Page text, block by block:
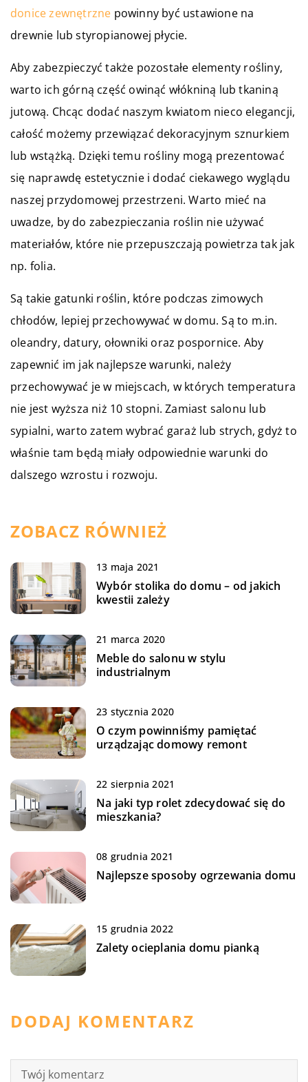
donice zewnętrzne powinny być ustawione na
drewnie lub styropianowej płycie.
Aby zabezpieczyć także pozostałe elementy rośliny,
warto ich górną część owinąć włókniną lub tkaniną
jutową. Chcąc dodać naszym kwiatom nieco elegancji,
całość możemy przewiązać dekoracyjnym sznurkiem
lub wstążką. Dzięki temu rośliny mogą prezentować
się naprawdę estetycznie i dodać ciekawego wyglądu
naszej przydomowej przestrzeni. Warto mieć na
uwadze, by do zabezpieczania roślin nie używać
materiałów, które nie przepuszczają powietrza tak jak
np. folia.
Są takie gatunki roślin, które podczas zimowych
chłodów, lepiej przechowywać w domu. Są to m.in.
oleandry, datury, ołowniki oraz pospornice. Aby
zapewnić im jak najlepsze warunki, należy
przechowywać je w miejscach, w których temperatura
nie jest wyższa niż 10 stopni. Zamiast salonu lub
sypialni, warto zatem wybrać garaż lub strych, gdyż to
właśnie tam będą miały odpowiednie warunki do
dalszego wzrostu i rozwoju.
ZOBACZ RÓWNIEŻ
13 maja 2021
Wybór stolika do domu – od jakich
kwestii zależy
21 marca 2020
Meble do salonu w stylu
industrialnym
23 stycznia 2020
O czym powinniśmy pamiętać
urządzając domowy remont
22 sierpnia 2021
Na jaki typ rolet zdecydować się do
mieszkania?
08 grudnia 2021
Najlepsze sposoby ogrzewania domu
15 grudnia 2022
Zalety ocieplania domu pianką
DODAJ KOMENTARZ